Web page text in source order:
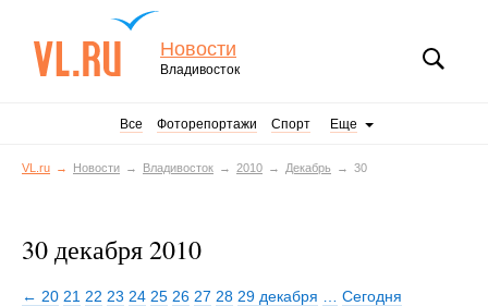
Новости
Владивосток
Все Фоторепортажи Спорт Еще
VL.ru Новости Владивосток 2010 Декабрь 30
30 декабря 2010
← 20 21 22 23 24 25 26 27 28 29 декабря Сегодня